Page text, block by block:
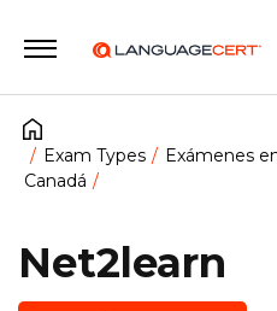
Exam Types
Exámenes
Canadá
Net2learn